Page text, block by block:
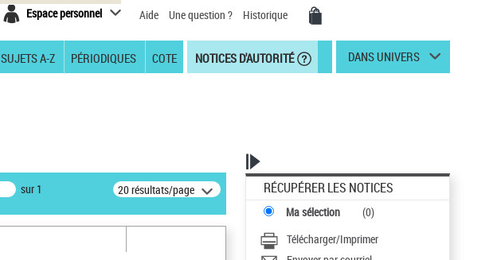
Espace personnel Aide Une question ? Historique
SUJETS A-Z PÉRIODIQUES COTE NOTICES D'AUTORITÉ DANS UNIVERS
sur 1 20 résultats/page RÉCUPÉRER LES NOTICES
Ma sélection (0)
Télécharger/Imprimer